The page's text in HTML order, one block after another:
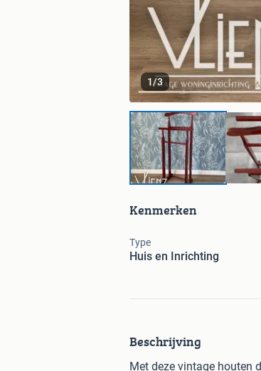
1/3
Kenmerken
Type
Huis en Inrichting
Beschrijving
Met deze vintage houten